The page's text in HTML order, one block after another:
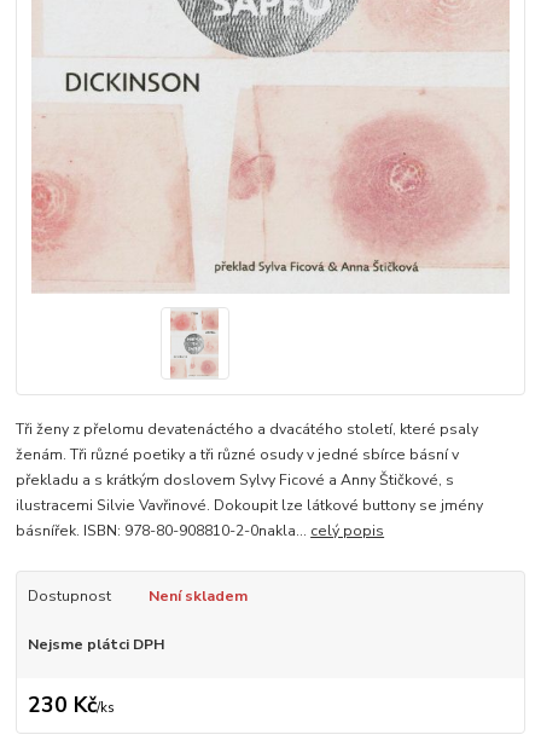
Tři ženy z přelomu devatenáctého a dvacátého století, které psaly
ženám. Tři různé poetiky a tři různé osudy v jedné sbírce básní v
překladu a s krátkým doslovem Sylvy Ficové a Anny Štičkové, s
ilustracemi Silvie Vavřinové. Dokoupit lze látkové buttony se jmény
básnířek. ISBN: 978-80-908810-2-0nakla... celý popis
Dostupnost Není skladem
Nejsme plátci DPH
230 Kč/ks